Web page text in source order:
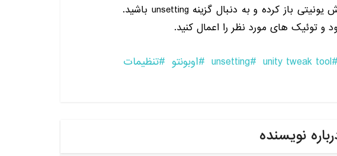
پس از نصب برنامه ستینگ را از دش یونیتی باز کرده و به دنبال گزینه unsetting باشید.
و توئیک های مورد نظر را اعمال کنید.
unity tweak tool
unsetting اوبونتو
تنظیمات
نویسنده